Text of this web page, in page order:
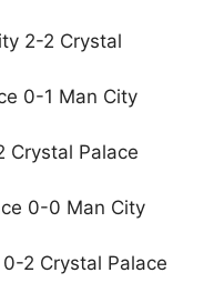
2-2 Crystal
0-1 Man City
Crystal Palace
0-0 Man City
2 Crystal Palace